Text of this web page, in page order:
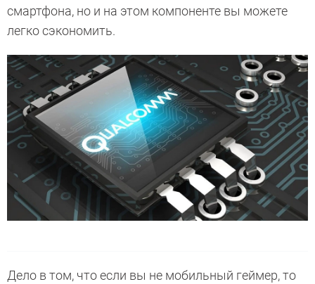
смартфона, но и на этом компоненте вы можете
легко сэкономить.
Дело в том, что если вы не мобильный геймер, то